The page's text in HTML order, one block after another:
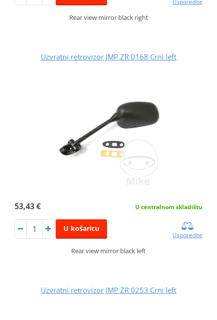
Rear view mirror black right
Uzvratni retrovizor JMP ZR 0168 Crni left
53,43 € U centralnom skladištu
U košaricu
Usporedite
Rear view mirror black left
Uzvratni retrovizor JMP ZR 0253 Crni left